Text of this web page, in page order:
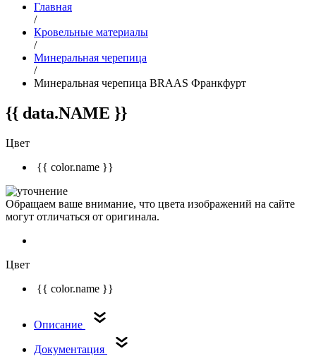
Главная
/
Кровельные материалы
/
Минеральная черепица
/
Минеральная черепица BRAAS Франкфурт
{{ data.NAME }}
Цвет
{{ color.name }}
Обращаем ваше внимание, что цвета изображений на сайте
могут отличаться от оригинала.
Цвет
{{ color.name }}
Описание
Документация